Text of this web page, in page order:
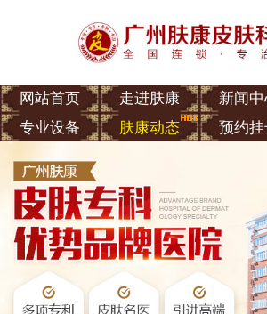
网站首页 走进肤康 新闻
专业设备
肤康动态 预约